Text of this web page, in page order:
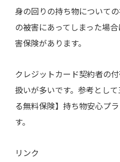
身の回りの持ち物について
の被害にあってしまった場
害保険があります。
クレジットカード契約者の
扱いが多いです。参考とし
る無料保険】持ち物安心プ
す。
リンク